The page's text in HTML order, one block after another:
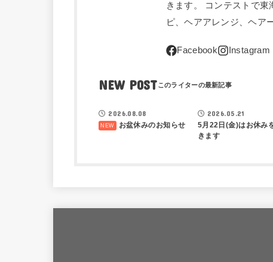
きます。 コンテストで
ピ、ヘアアレンジ、ヘア
NEW POST
鵜飼正也BLOG
2026.08.08
お盆休みのお知らせ
鵜飼正也
2026.05.21
5月22日(金)はお休み
きます